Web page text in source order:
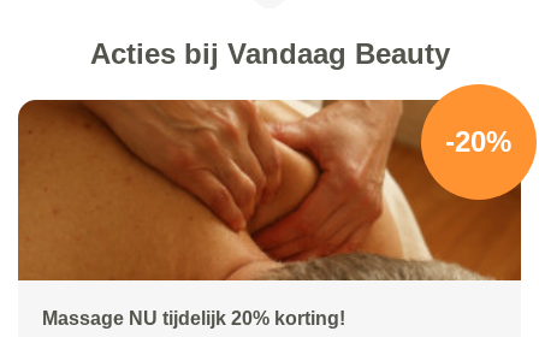
Acties bij Vandaag Beauty
-20%
Massage NU tijdelijk 20% korting!